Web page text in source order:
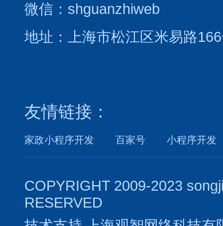
微信：shguanzhiweb
地址：上海市松江区米易路
友情链接：
家政小程序开发 百家号 小程序开发
COPYRIGHT 2009-2023
RESERVED